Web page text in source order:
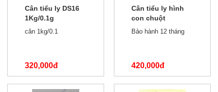
Cân tiểu ly DS16
1Kg/0.1g
cân 1kg/0.1
320,000đ
350,000đ
Cân tiểu ly hình
con chuột
500G/0.1
Bảo hành 12 tháng
420,000đ
600,000đ